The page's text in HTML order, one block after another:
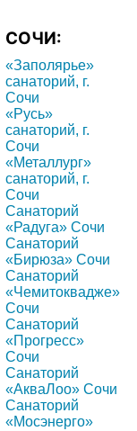
СОЧИ:
«Заполярье»
санаторий, г.
Сочи
«Русь»
санаторий, г.
Сочи
«Металлург»
санаторий, г.
Сочи
Санаторий
«Радуга» Сочи
Санаторий
«Бирюза» Сочи
Санаторий
«Чемитоквадже»
Сочи
Санаторий
«Прогресс»
Сочи
Санаторий
«АкваЛоо» Сочи
Санаторий
«Мосэнерго»